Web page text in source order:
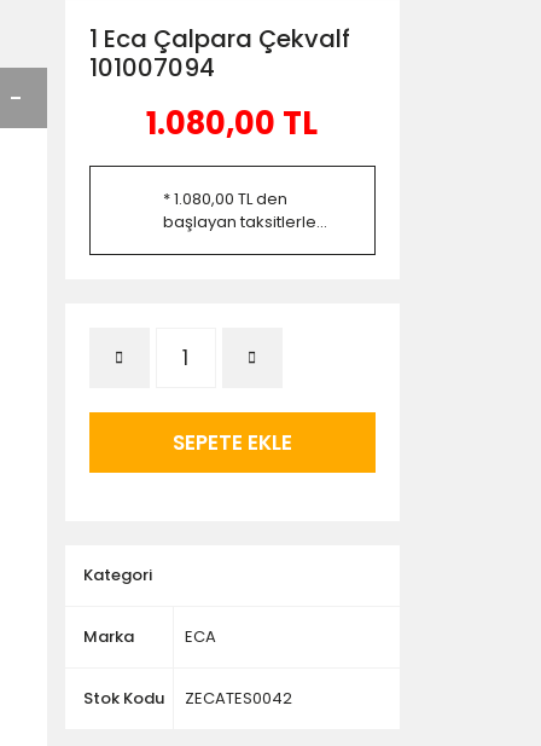
1 Eca Çalpara Çekvalf
101007094
1.080,00 TL
* 1.080,00 TL den
başlayan taksitlerle...
SEPETE EKLE
Kategori
Marka ECA
Stok Kodu ZECATES0042